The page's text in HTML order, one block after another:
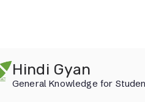
Hindi Gyan
General Knowledge for